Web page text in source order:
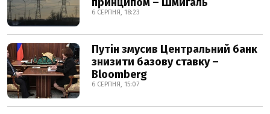
6 СЕРПНЯ, 18:23
Путін змусив Центральний банк
знизити базову ставку –
Bloomberg
6 СЕРПНЯ, 15:07